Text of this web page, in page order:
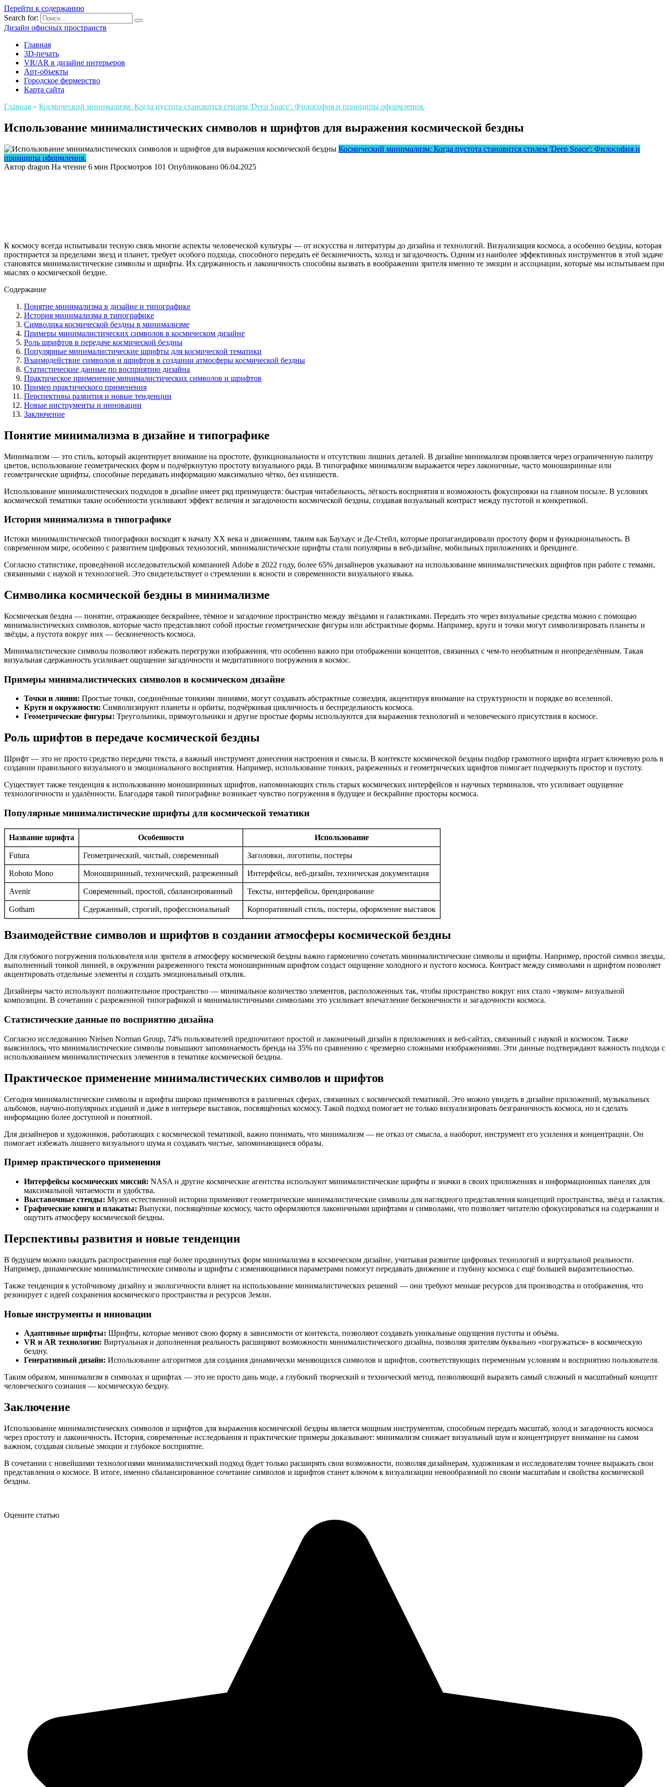
Перейти к содержанию
Search for:
Дизайн офисных пространств
Главная
3D-печать
VR/AR в дизайне интерьеров
Арт-объекты
Городское фермерство
Карта сайта
Главная » Космический минимализм: Когда пустота становится стилем 'Deep Space': Философия и принципы оформления.
Использование минималистических символов и шрифтов для выражения космической бездны
Космический минимализм: Когда пустота становится стилем 'Deep Space': Философия и
принципы оформления.
Автор dragon На чтение 6 мин Просмотров 101 Опубликовано 06.04.2025
К космосу всегда испытывали тесную связь многие аспекты человеческой культуры — от искусства и литературы до дизайна и технологий. Визуализация космоса, а особенно бездны, которая
простирается за пределами звезд и планет, требует особого подхода, способного передать её бесконечность, холод и загадочность. Одним из наиболее эффективных инструментов в этой задаче
становятся минималистические символы и шрифты. Их сдержанность и лаконичность способны вызвать в воображении зрителя именно те эмоции и ассоциации, которые мы испытываем при
мыслях о космической бездне.
Содержание
Понятие минимализма в дизайне и типографике
История минимализма в типографике
Символика космической бездны в минимализме
Примеры минималистических символов в космическом дизайне
Роль шрифтов в передаче космической бездны
Популярные минималистические шрифты для космической тематики
Взаимодействие символов и шрифтов в создании атмосферы космической бездны
Статистические данные по восприятию дизайна
Практическое применение минималистических символов и шрифтов
Пример практического применения
Перспективы развития и новые тенденции
Новые инструменты и инновации
Заключение
Понятие минимализма в дизайне и типографике
Минимализм — это стиль, который акцентирует внимание на простоте, функциональности и отсутствии лишних деталей. В дизайне минимализм проявляется через ограниченную палитру
цветов, использование геометрических форм и подчёркнутую простоту визуального ряда. В типографике минимализм выражается через лаконичные, часто моноширинные или
геометрические шрифты, способные передавать информацию максимально чётко, без излишеств.
Использование минималистических подходов в дизайне имеет ряд преимуществ: быстрая читабельность, лёгкость восприятия и возможность фокусировки на главном посыле. В условиях
космической тематики такие особенности усиливают эффект величия и загадочности космической бездны, создавая визуальный контраст между пустотой и конкретикой.
История минимализма в типографике
Истоки минималистической типографики восходят к началу XX века и движениям, таким как Баухаус и Де-Стейл, которые пропагандировали простоту форм и функциональность. В
современном мире, особенно с развитием цифровых технологий, минималистические шрифты стали популярны в веб-дизайне, мобильных приложениях и брендинге.
Согласно статистике, проведённой исследовательской компанией Adobe в 2022 году, более 65% дизайнеров указывают на использование минималистических шрифтов при работе с темами,
связанными с наукой и технологией. Это свидетельствует о стремлении к ясности и современности визуального языка.
Символика космической бездны в минимализме
Космическая бездна — понятие, отражающее бескрайнее, тёмное и загадочное пространство между звёздами и галактиками. Передать это через визуальные средства можно с помощью
минималистических символов, которые часто представляют собой простые геометрические фигуры или абстрактные формы. Например, круги и точки могут символизировать планеты и
звёзды, а пустота вокруг них — бесконечность космоса.
Минималистические символы позволяют избежать перегрузки изображения, что особенно важно при отображении концептов, связанных с чем-то необъятным и неопределённым. Такая
визуальная сдержанность усиливает ощущение загадочности и медитативного погружения в космос.
Примеры минималистических символов в космическом дизайне
Точки и линии: Простые точки, соединённые тонкими линиями, могут создавать абстрактные созвездия, акцентируя внимание на структурности и порядке во вселенной.
Круги и окружности: Символизируют планеты и орбиты, подчёркивая цикличность и беспредельность космоса.
Геометрические фигуры: Треугольники, прямоугольники и другие простые формы используются для выражения технологий и человеческого присутствия в космосе.
Роль шрифтов в передаче космической бездны
Шрифт — это не просто средство передачи текста, а важный инструмент донесения настроения и смысла. В контексте космической бездны подбор грамотного шрифта играет ключевую роль в
создании правильного визуального и эмоционального восприятия. Например, использование тонких, разреженных и геометрических шрифтов помогает подчеркнуть простор и пустоту.
Существует также тенденция к использованию моноширинных шрифтов, напоминающих стиль старых космических интерфейсов и научных терминалов, что усиливает ощущение
технологичности и удалённости. Благодаря такой типографике возникает чувство погружения в будущее и бескрайние просторы космоса.
Популярные минималистические шрифты для космической тематики
Название шрифта Особенности Использование
Futura Геометрический, чистый, современный Заголовки, логотипы, постеры
Roboto Mono Моноширинный, технический, разреженный Интерфейсы, веб-дизайн, техническая документация
Avenir Современный, простой, сбалансированный Тексты, интерфейсы, брендирование
Gotham Сдержанный, строгий, профессиональный Корпоративный стиль, постеры, оформление выставок
Взаимодействие символов и шрифтов в создании атмосферы космической бездны
Для глубокого погружения пользователя или зрителя в атмосферу космической бездны важно гармонично сочетать минималистические символы и шрифты. Например, простой символ звезды,
выполненный тонкой линией, в окружении разреженного текста моноширинным шрифтом создаст ощущение холодного и пустого космоса. Контраст между символами и шрифтом позволяет
акцентировать отдельные элементы и создать эмоциональный отклик.
Дизайнеры часто используют положительное пространство — минимальное количество элементов, расположенных так, чтобы пространство вокруг них стало «звуком» визуальной
композиции. В сочетании с разреженной типографикой и минималистичными символами это усиливает впечатление бесконечности и загадочности космоса.
Статистические данные по восприятию дизайна
Согласно исследованию Nielsen Norman Group, 74% пользователей предпочитают простой и лаконичный дизайн в приложениях и веб-сайтах, связанный с наукой и космосом. Также
выяснилось, что минималистические символы повышают запоминаемость бренда на 35% по сравнению с чрезмерно сложными изображениями. Эти данные подтверждают важность подхода с
использованием минималистических элементов в тематике космической бездны.
Практическое применение минималистических символов и шрифтов
Сегодня минималистические символы и шрифты широко применяются в различных сферах, связанных с космической тематикой. Это можно увидеть в дизайне приложений, музыкальных
альбомов, научно-популярных изданий и даже в интерьере выставок, посвящённых космосу. Такой подход помогает не только визуализировать безграничность космоса, но и сделать
информацию более доступной и понятной.
Для дизайнеров и художников, работающих с космической тематикой, важно понимать, что минимализм — не отказ от смысла, а наоборот, инструмент его усиления и концентрации. Он
помогает избежать лишнего визуального шума и создавать чистые, запоминающиеся образы.
Пример практического применения
Интерфейсы космических миссий: NASA и другие космические агентства используют минималистические шрифты и значки в своих приложениях и информационных панелях для
максимальной читаемости и удобства.
Выставочные стенды: Музеи естественной истории применяют геометрические минималистические символы для наглядного представления концепций пространства, звёзд и галактик.
Графические книги и плакаты: Выпуски, посвящённые космосу, часто оформляются лаконичными шрифтами и символами, что позволяет читателю сфокусироваться на содержании и
ощутить атмосферу космической бездны.
Перспективы развития и новые тенденции
В будущем можно ожидать распространения ещё более продвинутых форм минимализма в космическом дизайне, учитывая развитие цифровых технологий и виртуальной реальности.
Например, динамические минималистические символы и шрифты с изменяющимися параметрами помогут передавать движение и глубину космоса с ещё большей выразительностью.
Также тенденция к устойчивому дизайну и экологичности влияет на использование минималистических решений — они требуют меньше ресурсов для производства и отображения, что
резонирует с идеей сохранения космического пространства и ресурсов Земли.
Новые инструменты и инновации
Адаптивные шрифты: Шрифты, которые меняют свою форму в зависимости от контекста, позволяют создавать уникальные ощущения пустоты и объёма.
VR и AR технологии: Виртуальная и дополненная реальность расширяют возможности минималистического дизайна, позволяя зрителям буквально «погружаться» в космическую
бездну.
Генеративный дизайн: Использование алгоритмов для создания динамически меняющихся символов и шрифтов, соответствующих переменным условиям и восприятию пользователя.
Таким образом, минимализм в символах и шрифтах — это не просто дань моде, а глубокий творческий и технический метод, позволяющий выразить самый сложный и масштабный концепт
человеческого сознания — космическую бездну.
Заключение
Использование минималистических символов и шрифтов для выражения космической бездны является мощным инструментом, способным передать масштаб, холод и загадочность космоса
через простоту и лаконичность. История, современные исследования и практические примеры доказывают: минимализм снижает визуальный шум и концентрирует внимание на самом
важном, создавая сильные эмоции и глубокое восприятие.
В сочетании с новейшими технологиями минималистический подход будет только расширять свои возможности, позволяя дизайнерам, художникам и исследователям точнее выражать свои
представления о космосе. В итоге, именно сбалансированное сочетание символов и шрифтов станет ключом к визуализации невообразимой по своим масштабам и свойства космической
бездны.
Оцените статью